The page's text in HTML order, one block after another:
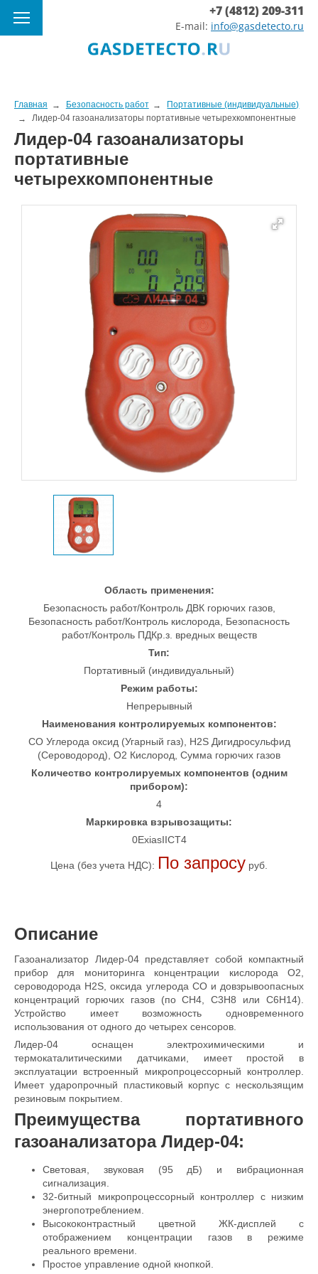
+7 (4812) 209-311
E-mail: info@gasdetecto.ru
Главная Безопасность работ
Портативные (индивидуальные)
Лидер-04 газоанализаторы портативные четырехкомпонентные
Лидер-04 газоанализаторы
портативные
четырехкомпонентные
Область применения:
Безопасность работ/Контроль ДВК горючих газов,
Безопасность работ/Контроль кислорода, Безопасность
работ/Контроль ПДКр.з. вредных веществ
Тип:
Портативный (индивидуальный)
Режим работы:
Непрерывный
Наименования контролируемых компонентов:
CO Углерода оксид (Угарный газ), H2S Дигидросульфид
(Сероводород), O2 Кислород, Сумма горючих газов
Количество контролируемых компонентов (одним
прибором):
4
Маркировка взрывозащиты:
0ExiasIICT4
Цена (без учета НДС): По запросу руб.
Описание
Газоанализатор Лидер-04 представляет собой компактный
прибор для мониторинга концентрации кислорода О2,
сероводорода H2S, оксида углерода CO и довзрывоопасных
концентраций горючих газов (по CH4, C3H8 или C6H14).
Устройство имеет возможность одновременного
использования от одного до четырех сенсоров.
Лидер-04 оснащен электрохимическими и
термокаталитическими датчиками, имеет простой в
эксплуатации встроенный микропроцессорный контроллер.
Имеет ударопрочный пластиковый корпус с нескользящим
резиновым покрытием.
Преимущества портативного
газоанализатора Лидер-04:
Световая, звуковая (95 дБ) и вибрационная
сигнализация.
32-битный микропроцессорный контроллер с низким
энергопотреблением.
Высококонтрастный цветной ЖК-дисплей с
отображением концентрации газов в режиме
реального времени.
Простое управление одной кнопкой.